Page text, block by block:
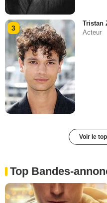
3
Tristan
Acteur
Voir le
Top Bandes-